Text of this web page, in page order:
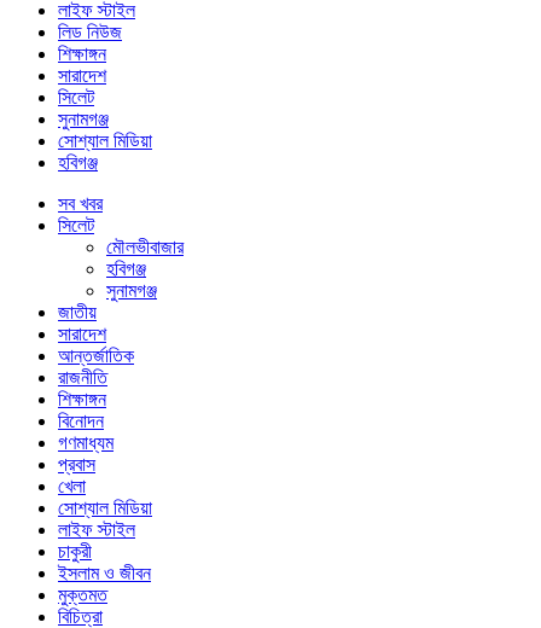
লাইফ স্টাইল
লিড নিউজ
শিক্ষাঙ্গন
সারাদেশ
সিলেট
সুনামগঞ্জ
সোশ্যাল মিডিয়া
হবিগঞ্জ
সব খবর
সিলেট
মৌলভীবাজার
হবিগঞ্জ
সুনামগঞ্জ
জাতীয়
সারাদেশ
আন্তর্জাতিক
রাজনীতি
শিক্ষাঙ্গন
বিনোদন
গণমাধ্যম
প্রবাস
খেলা
সোশ্যাল মিডিয়া
লাইফ স্টাইল
চাকুরী
ইসলাম ও জীবন
মুক্তমত
বিচিত্রা